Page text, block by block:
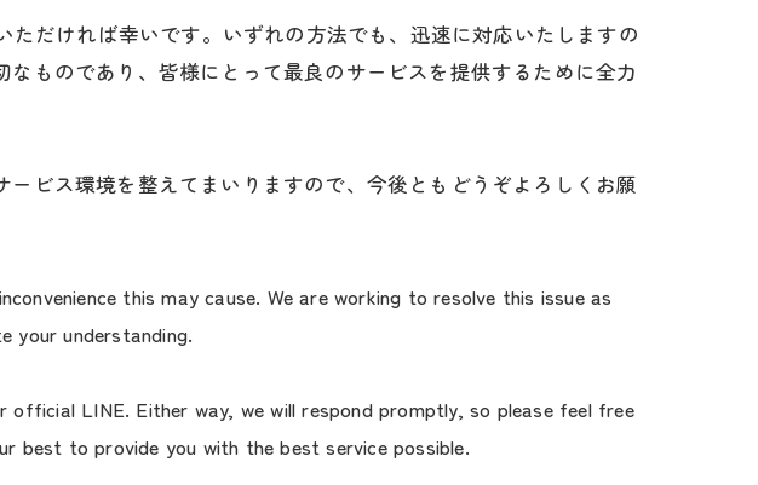
だければ幸いです。いずれの方法でも、迅速に対応いたしますの
ものであり、皆様にとって最良のサービスを提供するために全力
ビス環境を整えてまいりますので、今後ともどうぞよろしくお願
this may cause. We are working to resolve this issue as
your understanding.
LINE. Either way, we will respond promptly, so please feel free
best to provide you with the best service possible.